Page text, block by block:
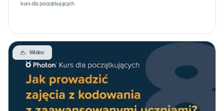
kurs dla początkujących
Wideo